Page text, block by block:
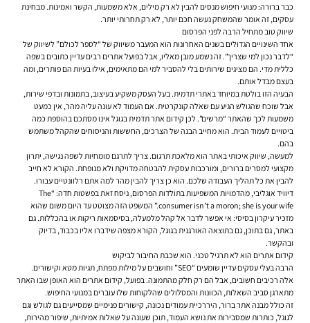
כבר ברורה: מנועי חיפוש מנסים להבין לא רק מילים, אלא משמעות, הקשר ואמינות. מבחינת
עסקים, זה אומר שהמשחק נעשה חכם יותר, לא רק תחרותי יותר.
שיווק טוב מתחיל הרבה לפני הפרסום
אחד השינויים הגדולים בשנים האחרונות הוא המעבר משיווק של “לספר לכולם” לשיווק של
“לדבר נכון למי שצריך”. זה נשמע מובן מאליו, אבל בפועל אתרים רבים עדיין כתובים בשפה
כללית מדי. הם מציגים שירותים בלי להסביר למי הם מתאימים, אילו בעיות הם פותרים, ומה
בעצם מבדל אותם.
הבעיה הזו בולטת במיוחד באתרי תדמית. בעל העסק משקיע בעיצוב, בתמונות ובדפי שירות,
אבל שוכח שהגולש הגיע עם שאלה קונקרטית. אם העמוד לא עונה עליה מהר, אין כמעט
משמעות לכך שהאתר “מרשים”. לכן קידום אתר תדמית בגוגל אינו מסתכם בהוספת כמה
ביטויים לעמוד הבית. הוא מחייב הבנה של הצרכים, החששות והניסוחים שהקהל משתמש
בהם.
למעשה, שיווק איכותי באתר הוא מלאכת תרגום. צריך לתרגם מומחיות לשפה נגישה, יתרון
מקצועי למסרים ברורים, ומורכבות עסקית להבטחה מדויקת ולא מנופחת. הקורא לא חייב
להבין את כל תהליך העבודה שלכם. הוא כן צריך להבין מהר למה אתם רלוונטיים עבורו.
דיוויד אוגליבי, מהדמויות המשפיעות בתולדות הפרסום, ניסח זאת בפשטות חדה: “The
consumer isn’t a moron; she is your wife.” המשפט הזה מצוטט עד היום משום שהוא
מזכיר עיקרון בסיסי: אי אפשר לדבר אל קהל מלמעלה, בסיסמאות ריקות או בהכללות. גם
באתר, גם בתוכן, גם בתוצאה האורגנית בגוגל, הקורא מצפה שידברו אליו בכבוד, בדיוק
ובהקשר.
קידום אתרים הוא לא תרגיל טכני. הוא שכבת החיבור לביקוש
הרבה בעלי עסקים עדיין שומעים “SEO” וחושבים על מילות מפתח, תגיות מטא וקישורים.
אלה רכיבים חשובים, אבל הם רק חלק מהתמונה. בפועל, קידום אתרים הוא האופן שבו האתר
מתארגן סביב השאלות, הכוונות והמסלולים שהלקוחות שלו עוברים במנועי החיפוש.
זה כולל מבנה אתר ברור, היררכיית עמודים נכונה, קישורים פנימיים שמסייעים גם לגולש וגם
לגוגל, כותרות שמסבירות את נושא העמוד, תוכן שעונה על שאלות אמיתיות, שיפור מהירות,